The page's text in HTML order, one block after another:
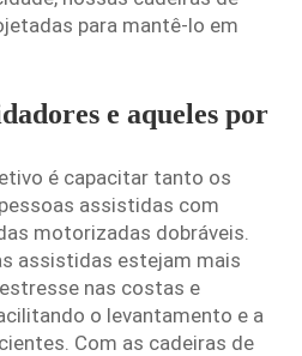
para mantê-lo em
e aqueles por
é capacitar tanto os
assistidas com
motorizadas dobráveis.
assistidas estejam mais
nas costas e
o levantamento e a
Com as cadeiras de